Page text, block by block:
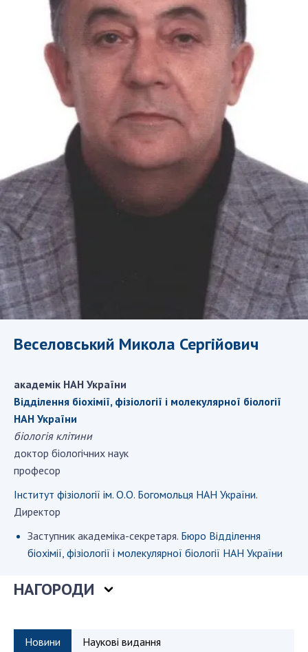
СТРУКТУРА
Президія НАН України
Апарат Президії
Секція фізико-технічних і математичних
Секція хімічних і біологічних наук
Секція суспільних і гуманітарних наук
Установи при Президії
Ради, комітети та комісії
Наукові центри МОН та НАН України
Громадські організації
ДІЯЛЬНІСТЬ
Сесії Загальних зборів НАН України
Річні звіти НАН України
Річні фінансові звіти НАН України
Наукові публікації та видавнича діяльність
Охорона прав інтелектуальної власності та
трансфер технологій в наукових установах
Наукові об'єкти, що становлять національне
надбання
Центри колективного користування
науковими приладами НАН України
наукових установ
Конкурси наукових досліджень НАН України
Підготовка наукових кадрів
Веселовський Микола Сергійович
академік НАН України
Відділення біохімії, фізіології і молекулярної біології
НАН України
біологія клітини
доктор біологічних наук
професор
Інститут фізіології ім. О.О. Богомольця НАН України.
Директор
Заступник академіка-секретаря. Бюро Відділення
біохімії, фізіології і молекулярної біології НАН України
НАГОРОДИ
Новини Наукові видання